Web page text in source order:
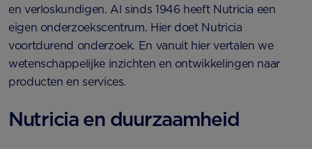
en verloskundigen. Al sinds 1946 heeft Nutricia een
eigen onderzoekscentrum. Hier doet Nutricia
voortdurend onderzoek. En vanuit hier vertalen we
wetenschappelijke inzichten en ontwikkelingen naar
producten en services.
Nutricia en duurzaamheid